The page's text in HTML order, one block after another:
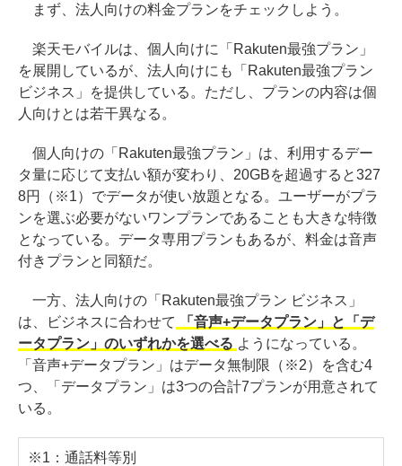
まず、法人向けの料金プランをチェックしよう。
楽天モバイルは、個人向けに「Rakuten最強プラン」
を展開しているが、法人向けにも「Rakuten最強プラン
ビジネス」を提供している。ただし、プランの内容は個
人向けとは若干異なる。
個人向けの「Rakuten最強プラン」は、利用するデー
タ量に応じて支払い額が変わり、20GBを超過すると327
8円（※1）でデータが使い放題となる。ユーザーがプラ
ンを選ぶ必要がないワンプランであることも大きな特徴
となっている。データ専用プランもあるが、料金は音声
付きプランと同額だ。
一方、法人向けの「Rakuten最強プラン ビジネス」
は、ビジネスに合わせて
「音声+データプラン」と「デ
ータプラン」のいずれかを選べる ようになっている。
「音声+データプラン」はデータ無制限（※2）を含む4
つ、「データプラン」は3つの合計7プランが用意されて
いる。
※1：通話料等別